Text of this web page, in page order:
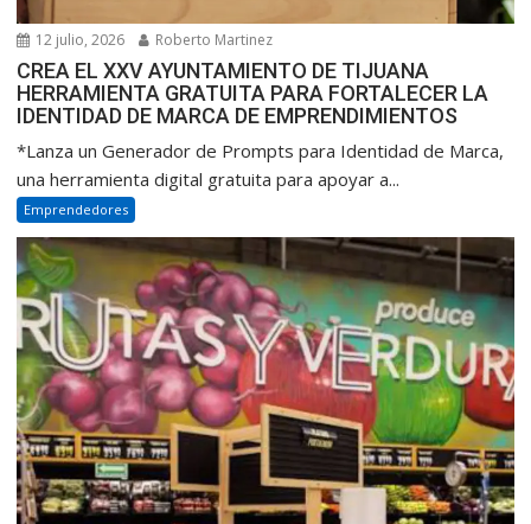
12 julio, 2026 Roberto Martinez
CREA EL XXV AYUNTAMIENTO DE TIJUANA
HERRAMIENTA GRATUITA PARA FORTALECER LA
IDENTIDAD DE MARCA DE EMPRENDIMIENTOS
*Lanza un Generador de Prompts para Identidad de Marca,
una herramienta digital gratuita para apoyar a...
Emprendedores